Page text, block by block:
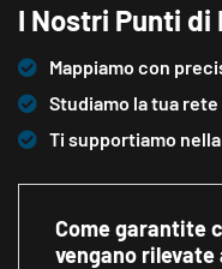
I Nostri Punti di
Mappiamo con
Studiamo la tua
Ti supportiamo
Come garantite
vengano